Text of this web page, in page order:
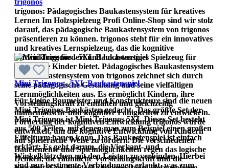
trígonos
trígonos: Pädagogisches Baukastensystem für kreatives
Lernen Im Holzspielzeug Profi Online-Shop sind wir stolz
darauf, das pädagogische Baukastensystem von trígonos
präsentieren zu können. trígonos steht für ein innovatives
und kreatives Lernspielzeug, das die kognitive
Entwicklung fördert und hochwertiges Spielzeug für
neugierige Kinder bietet. Pädagogisches Baukastensystem
Das Baukastensystem von trígonos zeichnet sich durch
seine pädagogische Gestaltung und seine vielfältigen
Lernmöglichkeiten aus. Es ermöglicht Kindern, ihre
Vorstellungskraft zu entfalten und gleichzeitig
mathematische und kognitive Fähigkeiten zu entwickeln.
Förderung der kognitiven Entwicklung trígonos wurde
entwickelt, um die kognitive Entwicklung von Kindern
auf spielerische Weise zu fördern. Die verschiedenen
Bauelemente und Spielmöglichkeiten regen das logische
Denken, die räumliche Vorstellungskraft und die
Mini Trigonos - 5XL Baukastenspiel
Für kleine Baumeister und Konstrukteure sind die neuen
Mini Trígonos Baukästen gedacht. Das größte Set der
Mini Trígonos ist Mini Trígonos 5XL.Dieses Set besteht
aus 500 Teilen, mit denen man zum Beispiel einen großen
Eiffelturm bauen kann. Das Baukastenspiel ist einfach
erklärt: Es geht darum, die Vierkant- und
Winkelklötzchen mit den Leisten zu verbinden. Hierbei
sind nur bestimmte Verbindungen erlaubt, was zum